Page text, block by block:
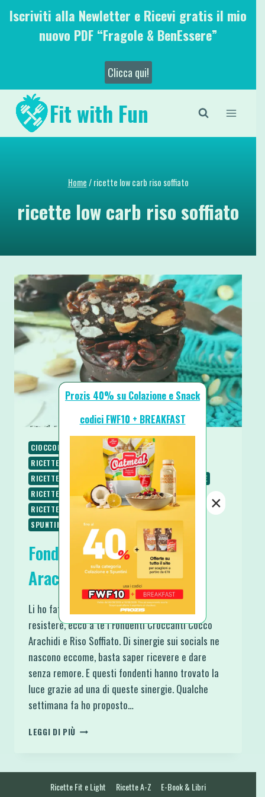
SaltaIscriviti alla Newletter e Ricevi gratis il mio
nuovo PDF “Fragole & BenEssere”
Clicca qui!
Fit with Fun
Home/ ricette low carb riso soffiato
ricette low carb riso soffiato
CIOCCOLATO RICETTE
RICETTE DOLCI
RICETTE LOW CARB
RICETTE SENZA BURRO
RICETTE SENZA COTTURA
RICETTE SENZA GLUTINE
RICETTE SENZA UOVA
RICETTE SENZA ZUCCHERO
RICETTE VEGANE
RICETTE VEGETARIANE
SPUNTINI E SNACKS
Fondenti Croccanti Cocco
Arachidi e Riso Soffiato
Li ho fatti appena 2 giorni fa e non ho potuto
resistere, ecco a te i Fondenti Croccanti Cocco
Arachidi e Riso Soffiato. Di sinergie sui socials ne
nascono eccome, basta saper ricevere e dare
senza remore. E questi fondenti hanno trovato la
luce grazie ad una di queste sinergie. Qualche
settimana fa ho proposto…
LEGGI DI PIÙ FONDENTI
RISO
Ricette Fit e Light Ricette A-Z E-Book & Libri
Prozis 40% su Colazione e Snack
codici FWF10 + BREAKFAST
×